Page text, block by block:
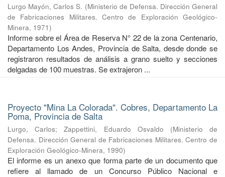
Lurgo Mayón, Carlos S. (Ministerio de Defensa. Dirección General
de Fabricaciones Militares. Centro de Exploración Geológico-
Minera, 1971)
Informe sobre el Área de Reserva N° 22 de la zona Centenario,
Departamento Los Andes, Provincia de Salta, desde donde se
registraron resultados de análisis a grano suelto y secciones
delgadas de 100 muestras. Se extrajeron ...
Proyecto "Mina La Colorada". Cobres, Departamento La
Poma, Provincia de Salta
Lurgo, Carlos;Zappettini, Eduardo Osvaldo (Ministerio de
Defensa. Dirección General de Fabricaciones Militares. Centro de
Exploración Geológico-Minera, 1990)
El informe es un anexo que forma parte de un documento que
refiere al llamado de un Concurso Público Nacional e